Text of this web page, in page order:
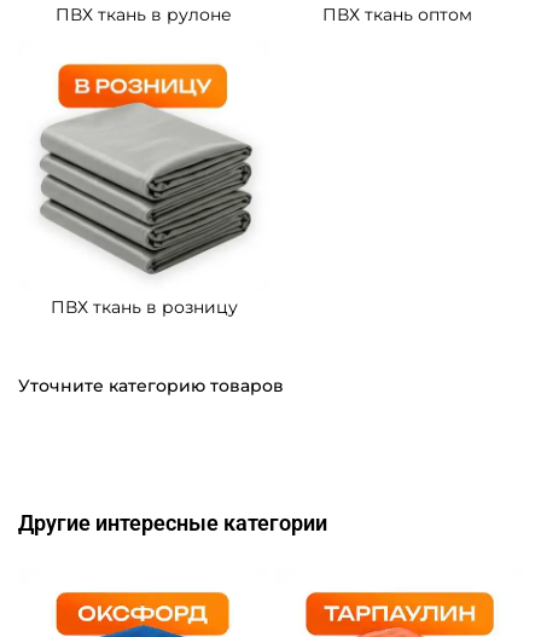
ПВХ ткань в рулоне ПВХ ткань оптом
ПВХ ткань в розницу
Уточните категорию товаров
Другие интересные категории